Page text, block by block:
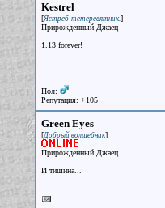
Kestrel
[Ястреб-тетеревятник.]
Прирожденный Джаец
1.13 forever!
Пол:
Репутация: +105
Green Eyes
[Добрый волшебник]
Прирожденный Джаец
И тишина...